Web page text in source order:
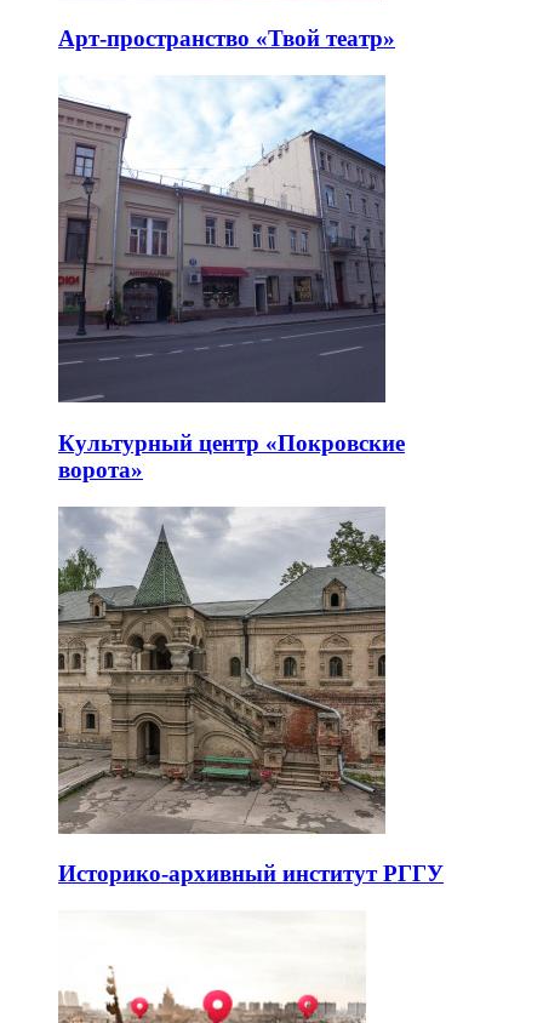
Арт-пространство «Твой театр»
Культурный центр «Покровские
ворота»
Историко-архивный институт РГГУ